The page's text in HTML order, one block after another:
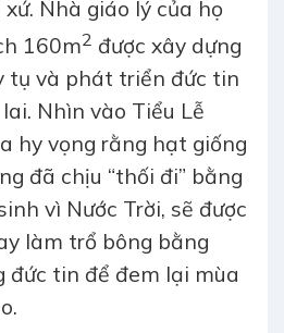
Nhà giáo lý của họ
160m2 được xây dựng
tụ và phát triển đức tin
Nhìn vào Tiểu Lễ
hy vọng rằng hạt giống
đã chịu “thối đi” bằng
vì Nước Trời, sẽ được
làm trổ bông bằng
đức tin để đem lại mùa